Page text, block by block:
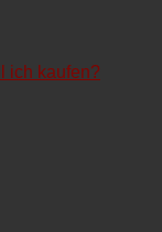
ich kaufen?